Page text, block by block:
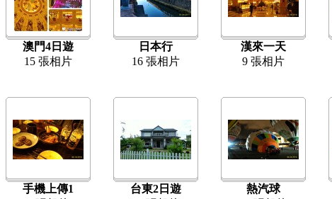
澳門4日遊
15 張相片
日本行
16 張相片
漢來一天
9 張相片
手機上傳1
台東2日遊
熱汽球